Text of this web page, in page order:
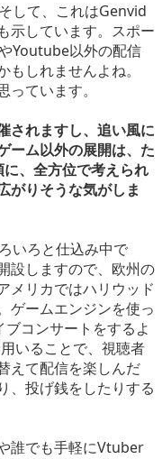
して、これはGenvid
示しています。スポー
Youtube以外の配信
しれませんよね。
ています。
されますし、追い風に
ーム以外の展開は、た
、全方位で考えられ
りそうな気がしま
いろと仕込み中で
設しますので、欧州の
メリカではハリウッド
ゲームエンジンを使っ
コンサートをするよ
いることで、視聴者
えて配信を楽しんだ
、投げ銭をしたりする
誰でも手軽にVtuber